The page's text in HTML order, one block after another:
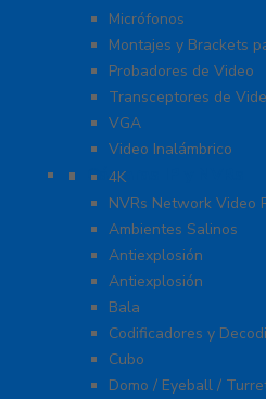
Micrófonos
Montajes y Brackets
Probadores de Video
Transceptores de
VGA
Video Inalámbrico
Cámaras IP y NVRs
4K
NVRs Network Video
Ambientes Salinos
Antiexplosión
Antiexplosión
Bala
Codificadores y
Cubo
Domo / Eyeball /